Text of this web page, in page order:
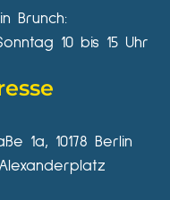
Brunch:
10 bis 15 Uhr
1a, 10178 Berlin